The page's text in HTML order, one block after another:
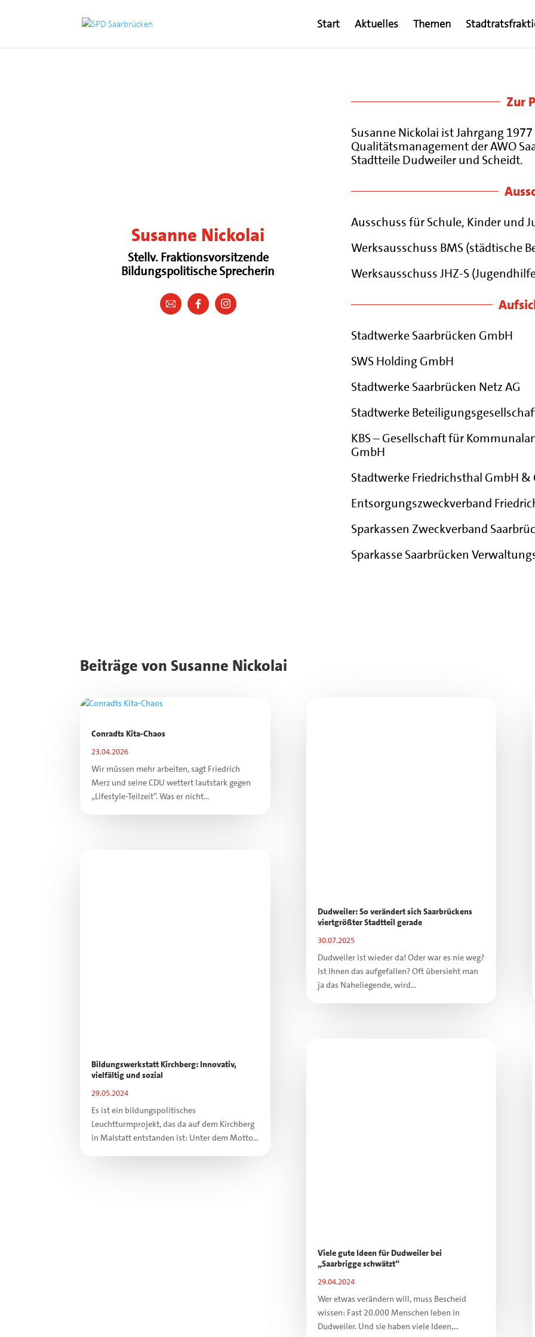
Start Aktuelles Themen
Susanne Nickolai
Stellv. Fraktionsvorsitzende
Bildungspolitische Sprecherin
Zur
Susanne Nickolai ist Jahrgang
Qualitätsmanagement der AWO
Stadtteile Dudweiler und Scheidt.
Ausschuss für Schule, Kinder und
Werksausschuss BMS (städtische
Werksausschuss JHZ-S
Stadtwerke Saarbrücken GmbH
SWS Holding GmbH
Stadtwerke Saarbrücken Netz AG
Stadtwerke
KBS – Gesellschaft für
GmbH
Stadtwerke Friedrichsthal GmbH &
Entsorgungszweckverband
Sparkassen Zweckverband
Sparkasse Saarbrücken
Beiträge von Susanne Nickolai
Conradts Kita-Chaos
23.04.2026
Wir müssen mehr arbeiten, sagt Friedrich
Merz und seine CDU wettert lautstark gegen
„Lifestyle-Teilzeit“. Was er nicht...
Bildungswerkstatt Kirchberg: Innovativ,
vielfältig und sozial
29.05.2024
Es ist ein bildungspolitisches
Leuchtturmprojekt, das da auf dem Kirchberg
in Malstatt entstanden ist: Unter dem Motto...
Dudweiler: So verändert sich Saarbrückens
viertgrößter Stadtteil gerade
30.07.2025
Dudweiler ist wieder da! Oder war es nie weg?
Ist Ihnen das aufgefallen? Oft übersieht man
ja das Naheliegende, wird...
Viele gute Ideen für Dudweiler bei
„Saarbrigge schwätzt“
29.04.2024
Wer etwas verändern will, muss Bescheid
wissen: Fast 20.000 Menschen leben in
Dudweiler. Und sie haben viele Ideen,...